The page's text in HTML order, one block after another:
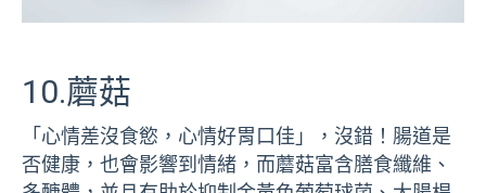
10.蘑菇
「心情差沒食慾，心情好胃口佳」，沒錯！腸道是
否健康，也會影響到情緒，而蘑菇富含膳食纖維、